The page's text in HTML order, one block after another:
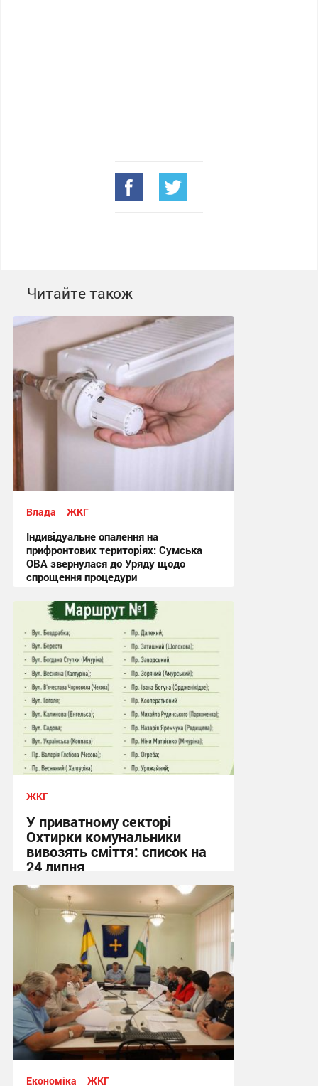
Читайте також
Влада ЖКГ
Індивідуальне опалення на
прифронтових територіях: Сумська
ОВА звернулася до Уряду щодо
спрощення процедури
09:03, 4.08.2026
ЖКГ
У приватному секторі
Охтирки комунальники
вивозять сміття: список на
24 липня
20:58, 23.07.2026
Економіка ЖКГ